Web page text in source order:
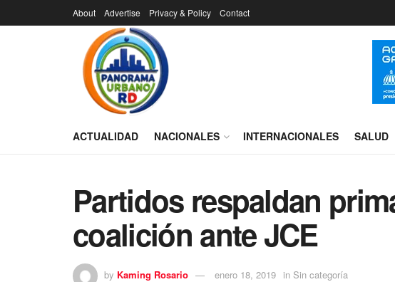
About Advertise Privacy & Policy Contact
ACTUALIDAD NACIONALES INTERNACIONALES SALUD
Partidos respaldan
coalición ante JCE
by Kaming Rosario enero 18, 2019 in Sin categoría